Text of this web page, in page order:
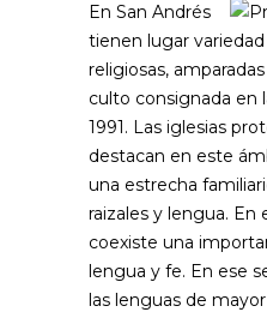
En San Andrés
tienen lugar
religiosas,
culto consignada en
1991. Las iglesias
destacan en este
una estrecha
raizales y lengua.
coexiste una
lengua y fe. En ese
las lenguas de